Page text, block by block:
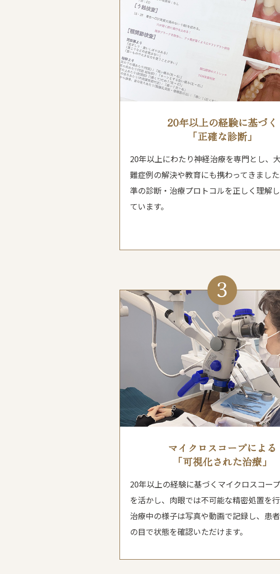
20年以上の経験に基づく
「正確な診断」
20年以上にわたり神経治療を専門とし、
難症例の解決や教育にも携わってきまし
準の診断・治療プロトコルを正しく理解
ています。
3
マイクロスコープによる
「可視化された治療」
20年以上の経験に基づくマイクロスコー
を活かし、肉眼では不可能な精密処置を行
治療中の様子は写真や動画で記録し、患
の目で状態を確認いただけます。